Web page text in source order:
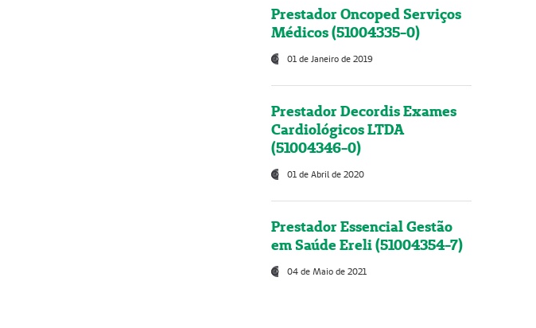
Prestador Oncoped Serviços
Médicos (51004335-0)
01 de Janeiro de 2019
Prestador Decordis Exames
Cardiológicos LTDA
(51004346-0)
01 de Abril de 2020
Prestador Essencial Gestão
em Saúde Ereli (51004354-7)
04 de Maio de 2021